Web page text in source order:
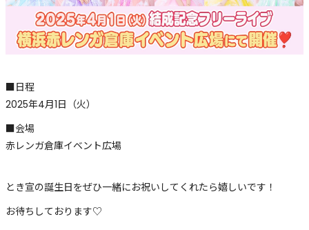
■日程
2025年4月1日（火）
■会場
赤レンガ倉庫イベント広場
とき宣の誕生日をぜひ一緒にお祝いしてくれたら嬉しいです！
お待ちしております♡